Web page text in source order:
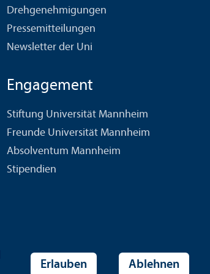
Drehgenehmigungen
Pressemitteilungen
Newsletter der Uni
Engagement
Stiftung Universität Mannheim
Freunde Universität Mannheim
Absolventum Mannheim
Stipendien
Erlauben Ablehnen